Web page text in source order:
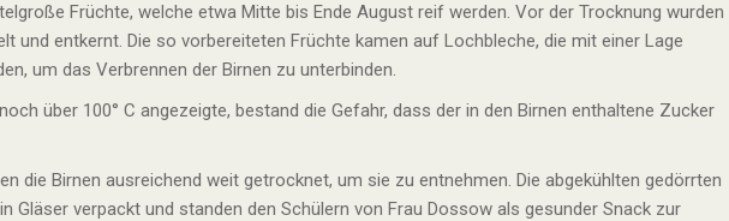
Früchte, welche etwa Mitte bis Ende August reif werden. Vor der Trocknung wurden
und entkernt. Die so vorbereiteten Früchte kamen auf Lochbleche, die mit einer Lage
um das Verbrennen der Birnen zu unterbinden.
über 100° C angezeigte, bestand die Gefahr, dass der in den Birnen enthaltene Zucker
die Birnen ausreichend weit getrocknet, um sie zu entnehmen. Die abgekühlten gedörrten
Gläser verpackt und standen den Schülern von Frau Dossow als gesunder Snack zur